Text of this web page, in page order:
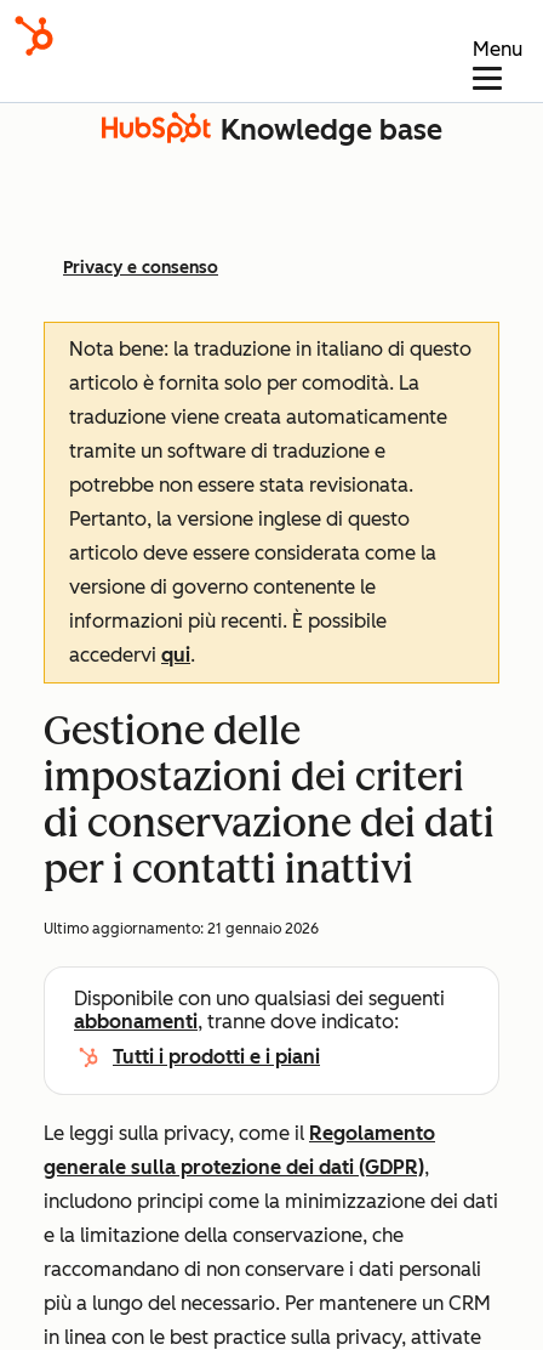
Menu
Knowledge base
Privacy e consenso
Nota bene: la traduzione in italiano di questo
articolo è fornita solo per comodità. La
traduzione viene creata automaticamente
tramite un software di traduzione e
potrebbe non essere stata revisionata.
Pertanto, la versione inglese di questo
articolo deve essere considerata come la
versione di governo contenente le
informazioni più recenti. È possibile
accedervi qui.
Gestione delle
impostazioni dei criteri
di conservazione dei dati
per i contatti inattivi
Ultimo aggiornamento: 21 gennaio 2026
Disponibile con uno qualsiasi dei seguenti
abbonamenti, tranne dove indicato:
Tutti i prodotti e i piani
Le leggi sulla privacy, come il Regolamento
generale sulla protezione dei dati (GDPR),
includono principi come la minimizzazione dei dati
e la limitazione della conservazione, che
raccomandano di non conservare i dati personali
più a lungo del necessario. Per mantenere un CRM
in linea con le best practice sulla privacy, attivate